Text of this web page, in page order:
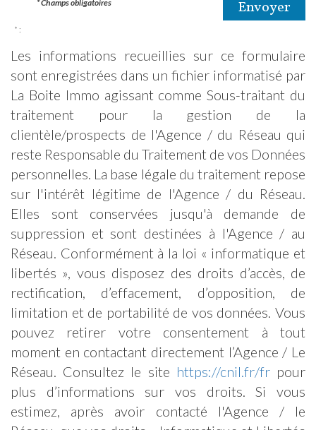
Envoyer
* Champs obligatoires
* :
Les informations recueillies sur ce formulaire
sont enregistrées dans un fichier informatisé par
La Boite Immo agissant comme Sous-traitant du
traitement pour la gestion de la
clientèle/prospects de l'Agence / du Réseau qui
reste Responsable du Traitement de vos Données
personnelles. La base légale du traitement repose
sur l'intérêt légitime de l'Agence / du Réseau.
Elles sont conservées jusqu'à demande de
suppression et sont destinées à l'Agence / au
Réseau. Conformément à la loi « informatique et
libertés », vous disposez des droits d’accès, de
rectification, d’effacement, d’opposition, de
limitation et de portabilité de vos données. Vous
pouvez retirer votre consentement à tout
moment en contactant directement l’Agence / Le
Réseau. Consultez le site https://cnil.fr/frpour
plus d’informations sur vos droits. Si vous
estimez, après avoir contacté l'Agence / le